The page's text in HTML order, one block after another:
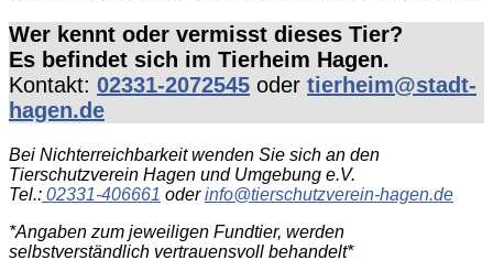
Wer kennt oder vermisst dieses Tier?
Es befindet sich im Tierheim Hagen.
Kontakt: 02331-2072545 oder tierheim@stadt-
hagen.de
Bei Nichterreichbarkeit wenden Sie sich an den
Tierschutzverein Hagen und Umgebung e.V.
Tel.: 02331-406661 oderinfo@tierschutzverein-hagen.de
*Angaben zum jeweiligen Fundtier, werden
selbstverständlich vertrauensvoll behandelt*